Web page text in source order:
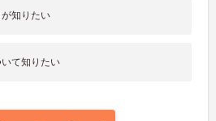
知りたい
て知りたい